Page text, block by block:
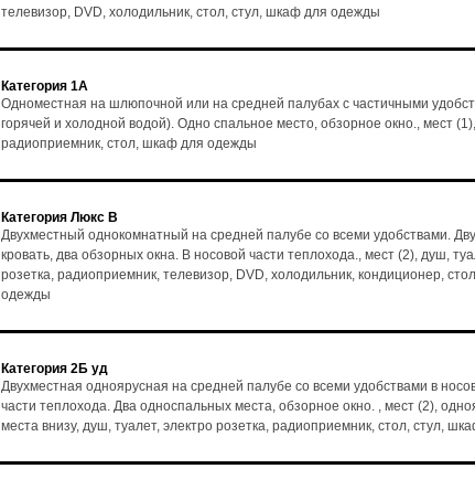
телевизор, DVD, холодильник, стол, стул, шкаф для одежды
Категория 1А
Одноместная на шлюпочной или на средней палубах с частичными
горячей и холодной водой). Одно спальное место, обзорное окно., мест
радиоприемник, стол, шкаф для одежды
Категория Люкс В
Двухместный однокомнатный на средней палубе со всеми удобствами.
кровать, два обзорных окна. В носовой части теплохода., мест (2), душ,
розетка, радиоприемник, телевизор, DVD, холодильник, кондиционер,
одежды
Категория 2Б уд
Двухместная одноярусная на средней палубе со всеми удобствами в
части теплохода. Два односпальных места, обзорное окно. , мест (2),
места внизу, душ, туалет, электро розетка, радиоприемник, стол, стул,